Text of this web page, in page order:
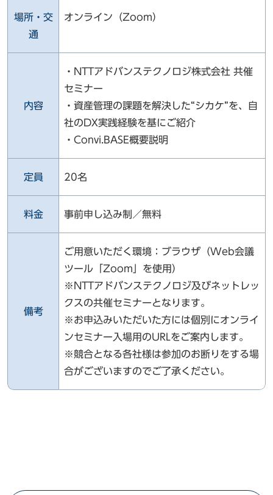
場所・交
通
オンライン（Zoom）
内容
・NTTアドバンステクノロジ株式会社 共催
セミナー
・資産管理の課題を解決した“シカケ”を、自
社のDX実践経験を基にご紹介
・Convi.BASE概要説明
定員 20名
料金 事前申し込み制／無料
備考
ご用意いただく環境：ブラウザ（Web会議
ツール「Zoom」を使用）
※NTTアドバンステクノロジ及びネットレッ
クスの共催セミナーとなります。
※お申込みいただいた方には個別にオンライ
ンセミナー入場用のURLをご案内します。
※競合となる各社様は参加のお断りをする場
合がございますのでご了承ください。